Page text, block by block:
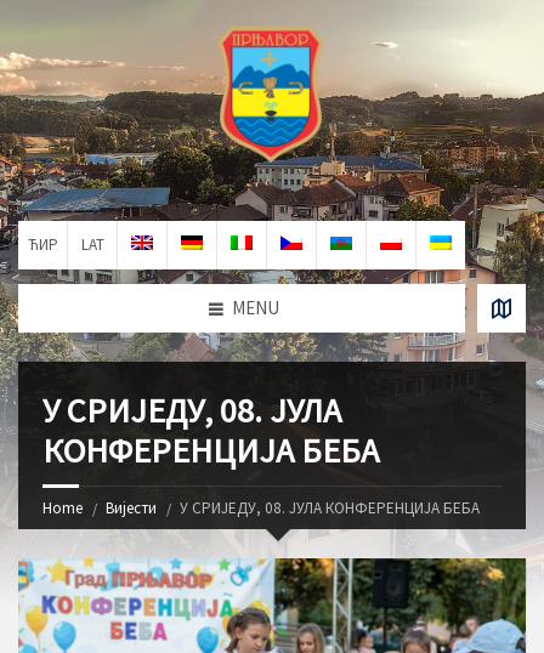
ЋИР LAT
MENU
У СРИЈЕДУ, 08. ЈУЛА
КОНФЕРЕНЦИЈА БЕБА
Home Вијести У СРИЈЕДУ, 08. ЈУЛА КОНФЕРЕНЦИЈА БЕБА